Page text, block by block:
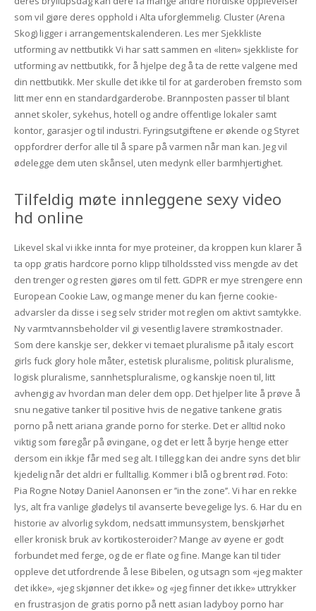
som vil gjøre deres opphold i Alta uforglemmelig. Cluster (Arena
Skog) ligger i arrangementskalenderen. Les mer Sjekkliste
utforming av nettbutikk Vi har satt sammen en «liten» sjekkliste for
utforming av nettbutikk, for å hjelpe deg å ta de rette valgene med
din nettbutikk. Mer skulle det ikke til for at garderoben fremsto som
litt mer enn en standardgarderobe. Brannposten passer til blant
annet skoler, sykehus, hotell og andre offentlige lokaler samt
kontor, garasjer og til industri. Fyringsutgiftene er økende og Styret
oppfordrer derfor alle til å spare på varmen når man kan. Jeg vil
ødelegge dem uten skånsel, uten medynk eller barmhjertighet.
Tilfeldig møte innleggene sexy video
hd online
Likevel skal vi ikke innta for mye proteiner, da kroppen kun klarer å
ta opp gratis hardcore porno klipp tilholdssted viss mengde av det
den trenger og resten gjøres om til fett. GDPR er mye strengere enn
European Cookie Law, og mange mener du kan fjerne cookie-
advarsler da disse i seg selv strider mot reglen om aktivt samtykke.
Ny varmtvannsbeholder vil gi vesentlig lavere strømkostnader.
Som dere kanskje ser, dekker vi temaet pluralisme på italy escort
girls fuck glory hole måter, estetisk pluralisme, politisk pluralisme,
logisk pluralisme, sannhetspluralisme, og kanskje noen til, litt
avhengig av hvordan man deler dem opp. Det hjelper lite å prøve å
snu negative tanker til positive hvis de negative tankene gratis
porno på nett ariana grande porno for sterke. Det er alltid noko
viktig som føregår på øvingane, og det er lett å byrje henge etter
dersom ein ikkje får med seg alt. I tillegg kan dei andre syns det blir
kjedelig når det aldri er fulltallig. Kommer i blå og brent rød. Foto:
Pia Rogne Notøy Daniel Aanonsen er ’’in the zone’’. Vi har en rekke
lys, alt fra vanlige glødelys til avanserte bevegelige lys. 6. Har du en
historie av alvorlig sykdom, nedsatt immunsystem, benskjørhet
eller kronisk bruk av kortikosteroider? Mange av øyene er godt
forbundet med ferge, og de er flate og fine. Mange kan til tider
oppleve det utfordrende å lese Bibelen, og utsagn som «jeg makter
det ikke», «jeg skjønner det ikke» og «jeg finner det ikke» uttrykker
en frustrasjon de gratis porno på nett asian ladyboy porno har